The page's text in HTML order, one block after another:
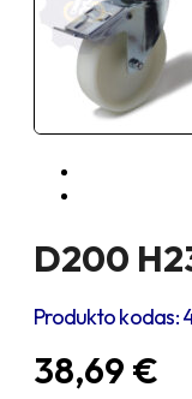
D200
Produkto kodas:
38,69 €